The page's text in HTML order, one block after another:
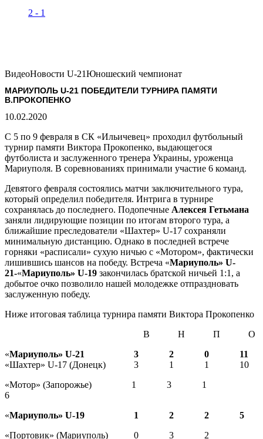
2 - 1
ВидеоНовости U-21Юношеский чемпионат
МАРИУПОЛЬ U-21 ПОБЕДИТЕЛИ ТУРНИРА ПАМЯТИ
В.ПРОКОПЕНКО
10.02.2020
С 5 по 9 февраля в СК «Ильичевец» проходил футбольный
турнир памяти Виктора Прокопенко, выдающегося
футболиста и заслуженного тренера Украины, уроженца
Мариуполя. В соревнованиях принимали участие 6 команд.
Девятого февраля состоялись матчи заключительного тура,
который определил победителя. Интрига в турнире
сохранялась до последнего. Подопечные Алексея Гетьмана
заняли лидирующие позиции по итогам второго тура, а
ближайшие преследователи «Шахтер» U-17 сохраняли
минимальную дистанцию. Однако в последней встрече
горняки «расписали» сухую ничью с «Мотором», фактически
лишившись шансов на победу. Встреча «Мариуполь» U-
21-«Мариуполь» U-19 закончилась братской ничьей 1:1, а
добытое очко позволило нашей молодежке отпраздновать
заслуженную победу.
Ниже итоговая таблица турнира памяти Виктора Прокопенко
В Н П О
«Мариуполь» U-21 3 2 0 11
«Шахтер» U-17 (Донецк) 3 1 1 10
«Мотор» (Запорожье) 1 3 1
6
«Мариуполь» U-19 1 2 2 5
«Портовик» (Мариуполь) 0 3 2